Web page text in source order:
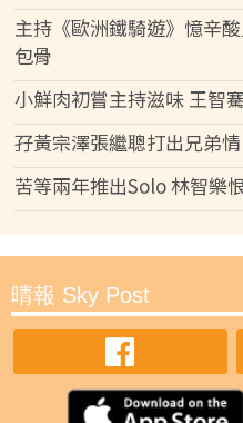
主持《歐洲鐵騎遊》憶辛
包骨
小鮮肉初嘗主持滋味 王智
孖黃宗澤張繼聰打出兄弟
苦等兩年推出Solo 林智樂
晴報 Sky Post